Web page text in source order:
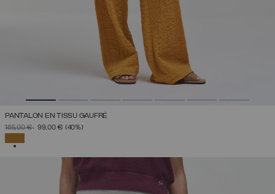
PANTALON EN TISSU GAUFRÉ
PRIX RÉDUIT DE
165,00 €À99,00 € (40%)